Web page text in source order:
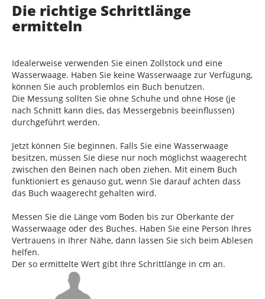
Die richtige Schrittlänge
ermitteln
Idealerweise verwenden Sie einen Zollstock und eine
Wasserwaage. Haben Sie keine Wasserwaage zur Verfügung,
können Sie auch problemlos ein Buch benutzen.
Die Messung sollten Sie ohne Schuhe und ohne Hose (je
nach Schnitt kann dies, das Messergebnis beeinflussen)
durchgeführt werden.
Jetzt können Sie beginnen. Falls Sie eine Wasserwaage
besitzen, müssen Sie diese nur noch möglichst waagerecht
zwischen den Beinen nach oben ziehen. Mit einem Buch
funktioniert es genauso gut, wenn Sie darauf achten dass
das Buch waagerecht gehalten wird.
Messen Sie die Länge vom Boden bis zur Oberkante der
Wasserwaage oder des Buches. Haben Sie eine Person Ihres
Vertrauens in Ihrer Nähe, dann lassen Sie sich beim Ablesen
helfen.
Der so ermittelte Wert gibt Ihre Schrittlänge in cm an.